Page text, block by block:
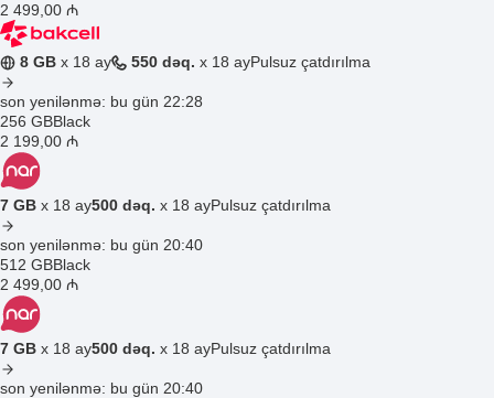
2 499 ,00 ₼
8 GB x 18 ay 550 dəq. x 18 ayPulsuz çatdırılma
son yenilənmə: bu gün 22:28
256 GBBlack
2 199 ,00 ₼
7 GB x 18 ay500 dəq. x 18 ayPulsuz çatdırılma
son yenilənmə: bu gün 20:40
512 GBBlack
2 499 ,00 ₼
7 GB x 18 ay500 dəq. x 18 ayPulsuz çatdırılma
son yenilənmə: bu gün 20:40